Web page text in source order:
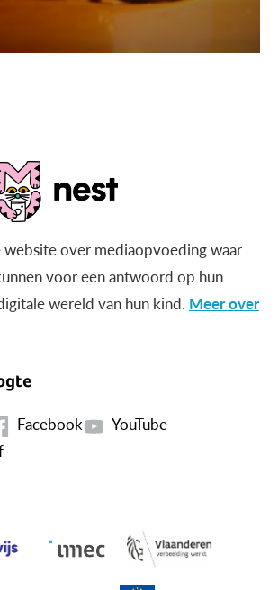
over mediaopvoeding waar
voor een antwoord op hun
wereld van hun kind. Meer over
Facebook
YouTube